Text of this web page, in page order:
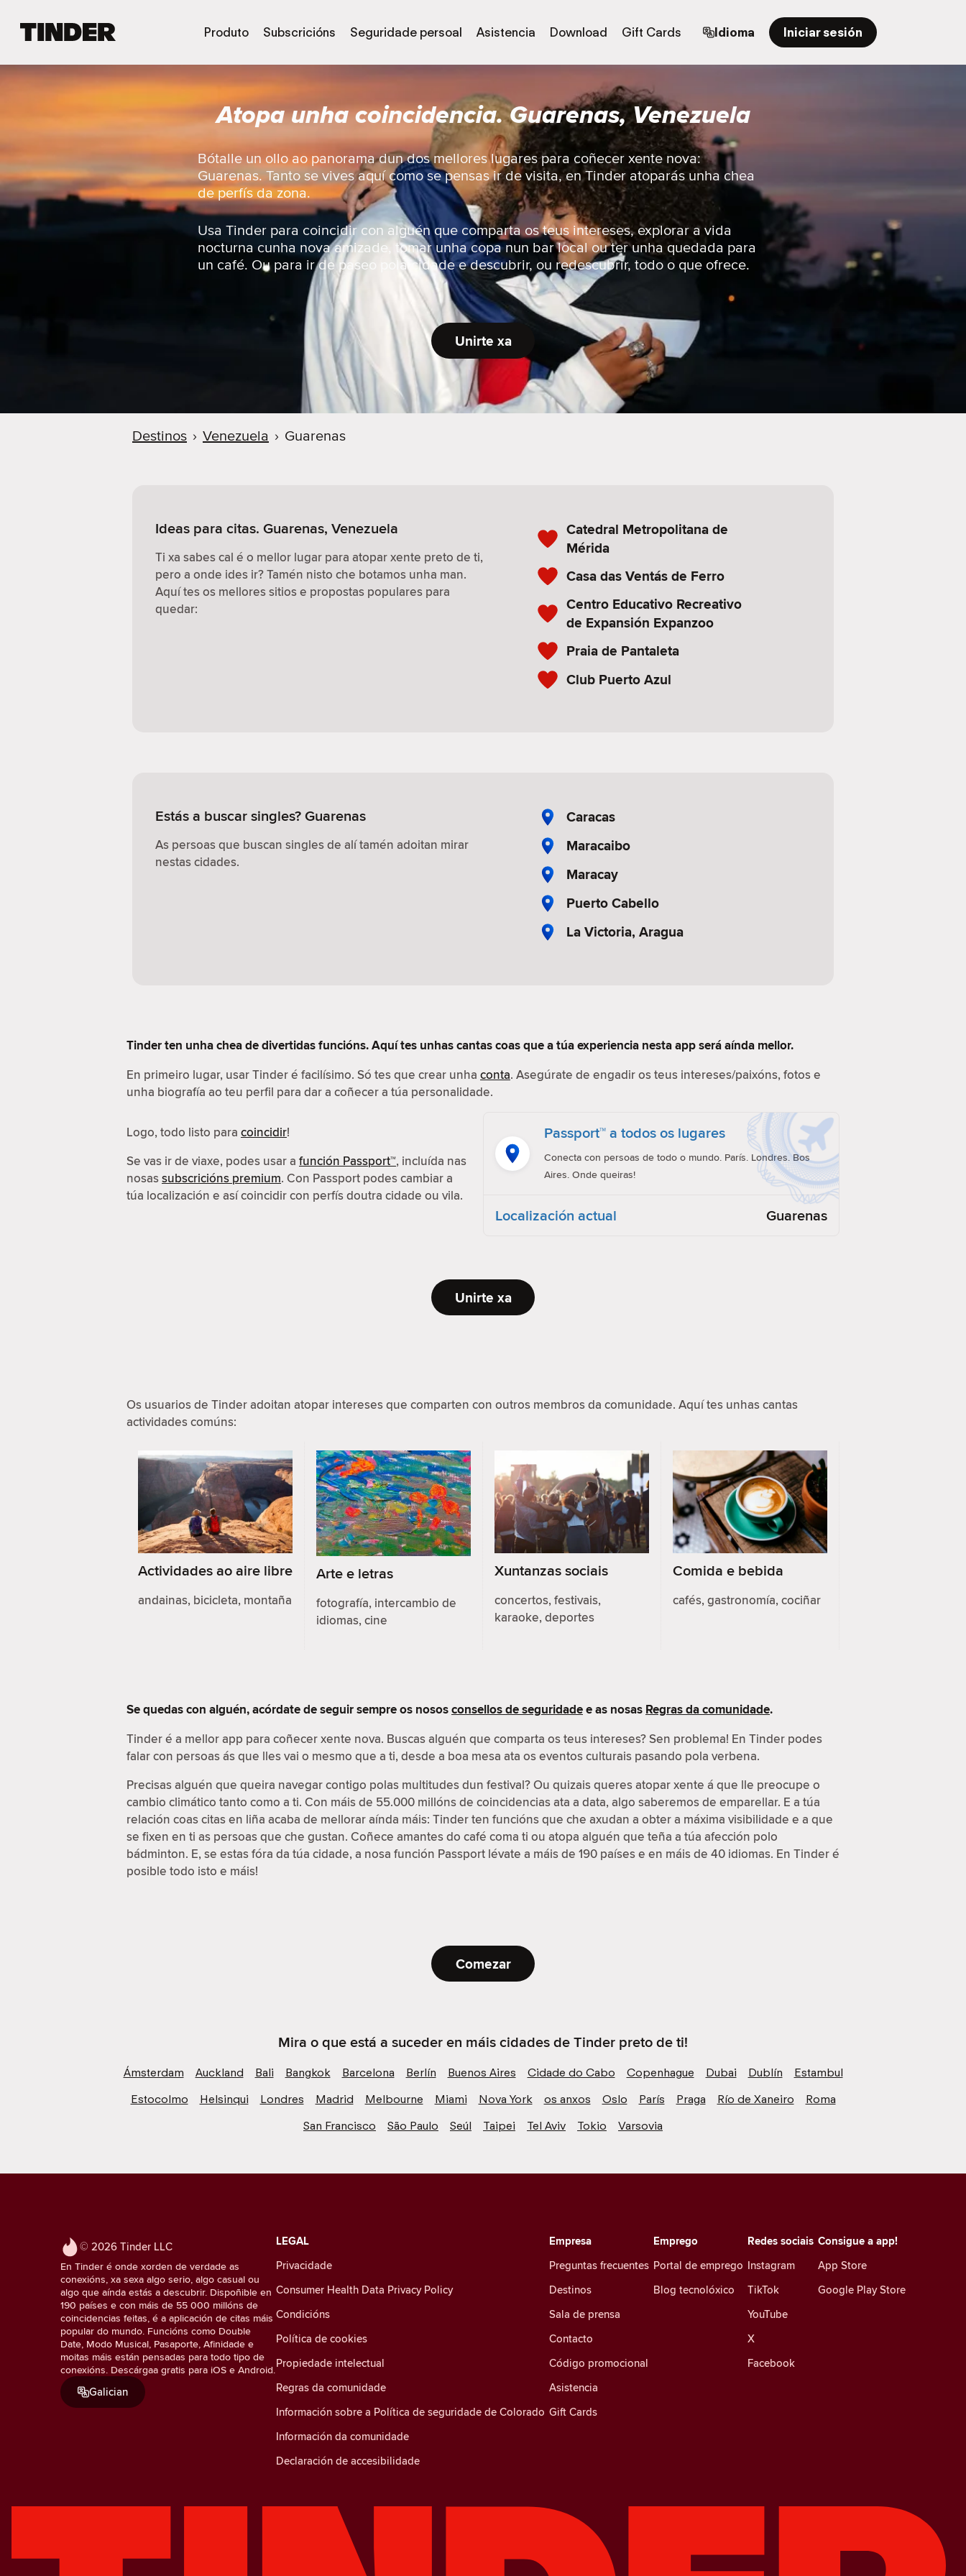
d
m
Produto Subscricións Seguridade persoal Asistencia Download Gift Cards Idioma Iniciar sesión
Atopa unha coincidencia. Guarenas, Venezuela
Bótalle un ollo ao panorama dun dos mellores lugares para coñecer xente nova:
Guarenas. Tanto se vives aquí como se pensas ir de visita, en Tinder atoparás unha chea
de perfís da zona.
Usa Tinder para coincidir con alguén que comparta os teus intereses, explorar a vida
nocturna cunha nova amizade, tomar unha copa nun bar local ou ter unha quedada para
un café. Ou para ir de paseo pola cidade e descubrir, ou redescubrir, todo o que ofrece.
Unirte xa
Destinos › Venezuela › Guarenas
Ideas para citas. Guarenas, Venezuela
Ti xa sabes cal é o mellor lugar para atopar xente preto de ti,
pero a onde ides ir? Tamén nisto che botamos unha man.
Aquí tes os mellores sitios e propostas populares para
quedar:
Catedral Metropolitana de
Mérida
Casa das Ventás de Ferro
Centro Educativo Recreativo
de Expansión Expanzoo
Praia de Pantaleta
Club Puerto Azul
Estás a buscar singles? Guarenas
As persoas que buscan singles de alí tamén adoitan mirar
nestas cidades.
Caracas
Maracaibo
Maracay
Puerto Cabello
La Victoria, Aragua
Tinder ten unha chea de divertidas funcións. Aquí tes unhas cantas coas que a túa experiencia nesta app será aínda mellor.
En primeiro lugar, usar Tinder é facilísimo. Só tes que crear unha conta. Asegúrate de engadir os teus intereses/paixóns, fotos e
unha biografía ao teu perfil para dar a coñecer a túa personalidade.
Logo, todo listo para coincidir!
Se vas ir de viaxe, podes usar a función Passport™, incluída nas
nosassubscricións premium. Con Passport podes cambiar a
túa localización e así coincidir con perfís doutra cidade ou vila.
Passport™ a todos os lugares
Conecta con persoas de todo o mundo. París. Londres. Bos
Aires. Onde queiras!
Localización actual Guarenas
Unirte xa
Os usuarios de Tinder adoitan atopar intereses que comparten con outros membros da comunidade. Aquí tes unhas cantas
actividades comúns:
Actividades ao aire libre
andainas, bicicleta, montaña
Arte e letras
fotografía, intercambio de
idiomas, cine
Xuntanzas sociais
concertos, festivais,
karaoke, deportes
Comida e bebida
cafés, gastronomía, cociñar
Se quedas con alguén, acórdate de seguir sempre os nososconsellos de seguridadee as nosas Regras da comunidade.
Tinder é a mellor app para coñecer xente nova. Buscas alguén que comparta os teus intereses? Sen problema! En Tinder podes
falar con persoas ás que lles vai o mesmo que a ti, desde a boa mesa ata os eventos culturais pasando pola verbena.
Precisas alguén que queira navegar contigo polas multitudes dun festival? Ou quizais queres atopar xente á que lle preocupe o
cambio climático tanto como a ti. Con máis de 55.000 millóns de coincidencias ata a data, algo saberemos de emparellar. E a túa
relación coas citas en liña acaba de mellorar aínda máis: Tinder ten funcións que che axudan a obter a máxima visibilidade e a que
se fixen en ti as persoas que che gustan. Coñece amantes do café coma ti ou atopa alguén que teña a túa afección polo
bádminton. E, se estas fóra da túa cidade, a nosa función Passport lévate a máis de 190 países e en máis de 40 idiomas. En Tinder é
posible todo isto e máis!
Comezar
Mira o que está a suceder en máis cidades de Tinder preto de ti!
Ámsterdam Auckland Bali Bangkok Barcelona Berlín Buenos Aires Cidade do Cabo Copenhague Dubai Dublín
Estambul
Estocolmo
Helsinqui Londres Madrid Melbourne Miami Nova York os anxos Oslo París Praga Río de Xaneiro
Roma
San Francisco
São Paulo Seúl Taipei Tel Aviv Tokio Varsovia
© 2026 Tinder LLC
En Tinder é onde xorden de verdade as
conexións, xa sexa algo serio, algo casual ou
algo que aínda estás a descubrir. Dispoñible en
190 países e con máis de 55 000 millóns de
coincidencias feitas, é a aplicación de citas máis
popular do mundo. Funcións como Double
Date, Modo Musical, Pasaporte, Afinidade e
moitas máis están pensadas para todo tipo de
conexións. Descárgaa gratis para iOS e Android.
Galician
Redes sociais
Instagram
TikTok
YouTube
X
Facebook
LEGAL
Privacidade
Consumer Health Data Privacy Policy
Condicións
Política de cookies
Propiedade intelectual
Regras da comunidade
Información sobre a Política de seguridade de Colorado
Información da comunidade
Declaración de accesibilidade
Emprego
Portal de emprego
Blog tecnolóxico
Empresa
Preguntas frecuentes
Destinos
Sala de prensa
Contacto
Código promocional
Asistencia
Gift Cards
Consigue a app!
App Store
Google Play Store